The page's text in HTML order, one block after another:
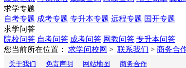
求学专题
自考专题 成考专题 专升本专题 远程专题 国开专题
求学问答
院校问答 自考问答 成考问答 网教问答 专升本问答
您当前所在位置： 求学问校网 > 联系我们 > 商务合
关于我们 免责声明 网站地图 商务合作